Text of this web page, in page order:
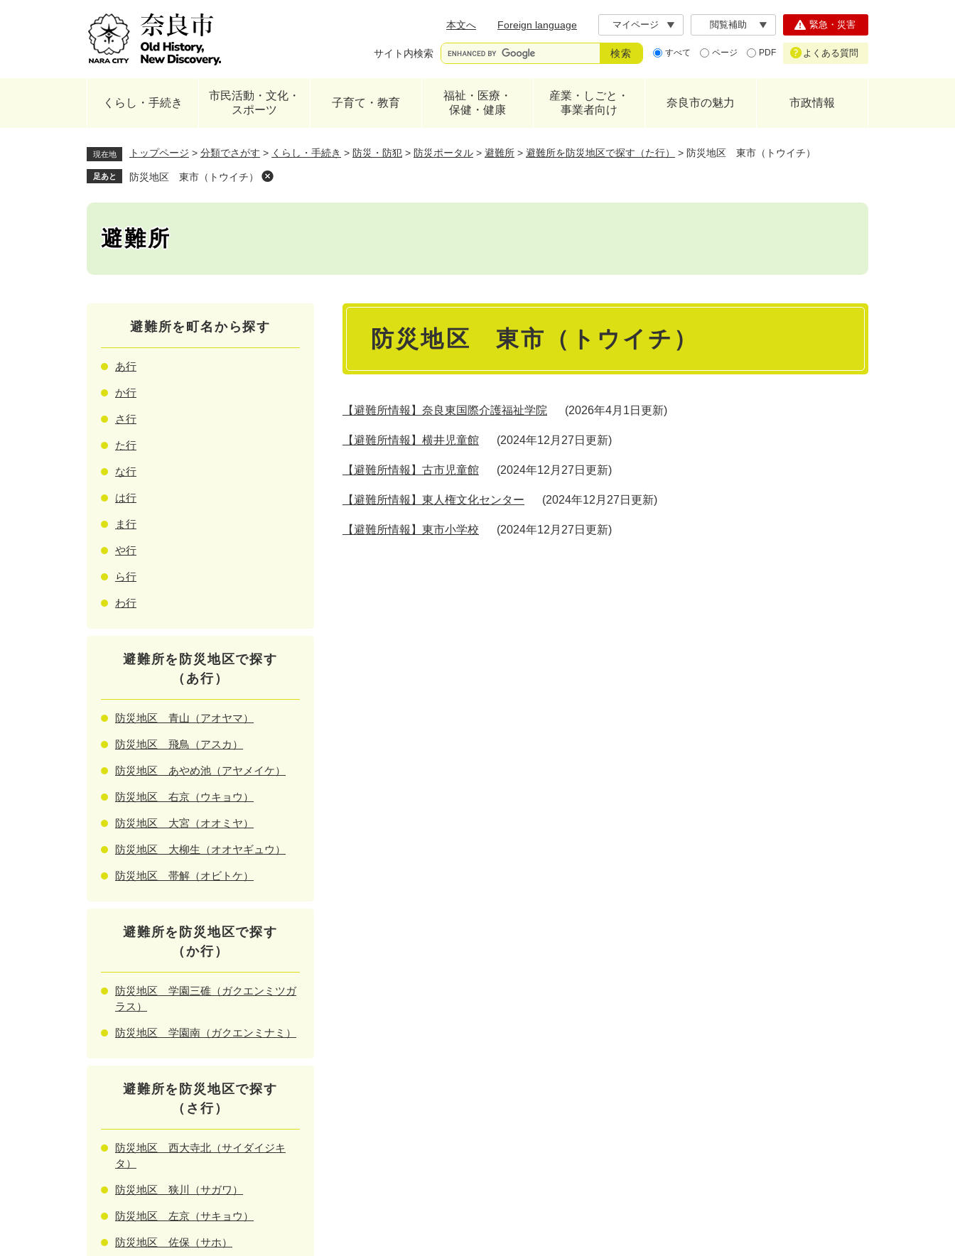
本文へ
Foreign language マイページ 閲覧補助
サイト内検索 すべて ページ PDF
緊急・災害
よくある質問
くらし・手続き
市民活動・文化・
スポーツ
子育て・教育
福祉・医療・
保健・健康
産業・しごと・
事業者向け
奈良市の魅力 市政情報
現在地 トップページ > 分類でさがす > くらし・手続き > 防災・防犯 > 防災ポータル > 避難所 > 避難所を防災地区で探す（た行） > 防災地区 東市（トウイチ）
足あと 防災地区 東市（トウイチ）
避難所
本
防災地区 東市（トウイチ）
【避難所情報】奈良東国際介護福祉学院 2026年4月1日更新
【避難所情報】横井児童館 2024年12月27日更新
【避難所情報】古市児童館 2024年12月27日更新
【避難所情報】東人権文化センター 2024年12月27日更新
【避難所情報】東市小学校 2024年12月27日更新
避難所を町名から探す
あ行
か行
さ行
た行
な行
は行
ま行
や行
ら行
わ行
避難所を防災地区で探す
（あ行）
防災地区 青山（アオヤマ）
防災地区 飛鳥（アスカ）
防災地区 あやめ池（アヤメイケ）
防災地区 右京（ウキョウ）
防災地区 大宮（オオミヤ）
防災地区 大柳生（オオヤギュウ）
防災地区 帯解（オビトケ）
避難所を防災地区で探す
（か行）
防災地区 学園三碓（ガクエンミツガ
ラス）
防災地区 学園南（ガクエンミナミ）
避難所を防災地区で探す
（さ行）
防災地区 西大寺北（サイダイジキ
タ）
防災地区 狭川（サガワ）
防災地区 左京（サキョウ）
防災地区 佐保（サホ）